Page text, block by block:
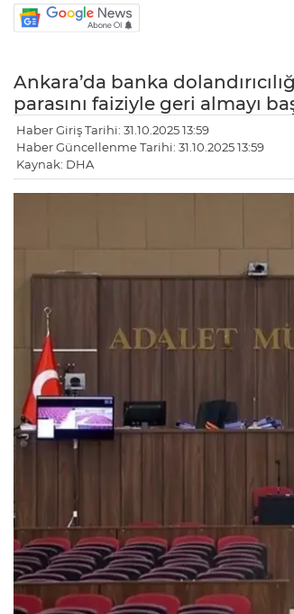
Ankara’da banka
parasını faiziyle geri almayı
Haber Giriş Tarihi: 31.10.2025 13:59
Haber Güncellenme Tarihi: 31.10.2025 13:59
Kaynak: DHA